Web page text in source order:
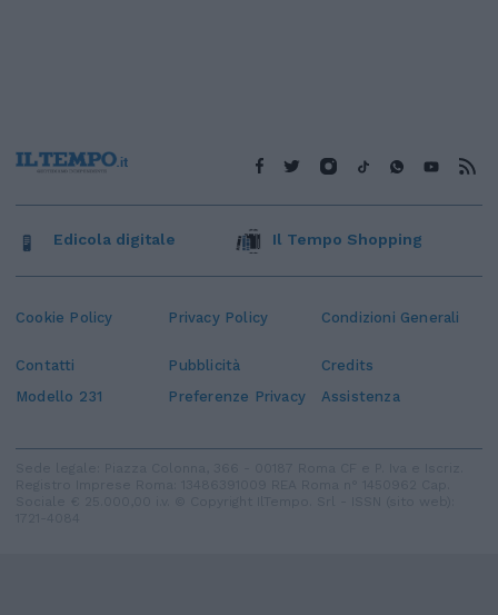
Cookie Policy Privacy Policy Condizioni Generali
Contatti Pubblicità
Credits
Modello 231
Preferenze Privacy Assistenza
Edicola digitale Il Tempo Shopping